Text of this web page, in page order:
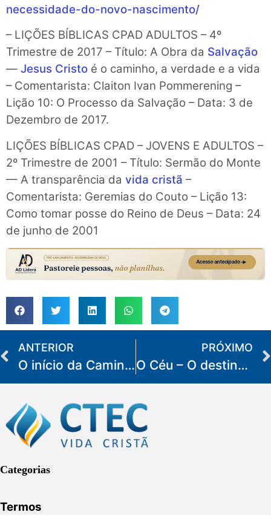
necessidade-do-novo-nascimento/
– LIÇÕES BÍBLICAS CPAD ADULTOS – 4º
Trimestre de 2017 – Título: A Obra da Salvação
— Jesus Cristo é o caminho, a verdade e a vida
– Comentarista: Claiton Ivan Pommerening –
Lição 10: O Processo da Salvação – Data: 3 de
Dezembro de 2017.
LIÇÕES BÍBLICAS CPAD – JOVENS E ADULTOS –
2º Trimestre de 2001 – Título: Sermão do Monte
— A transparência da vida cristã –
Comentarista: Geremias do Couto – Lição 13:
Como tomar posse do Reino de Deus – Data: 24
de junho de 2001
ANTERIOR
O início da Caminhada
PRÓXIMO
O Céu – O destino do Cristão
Categorias
Termos